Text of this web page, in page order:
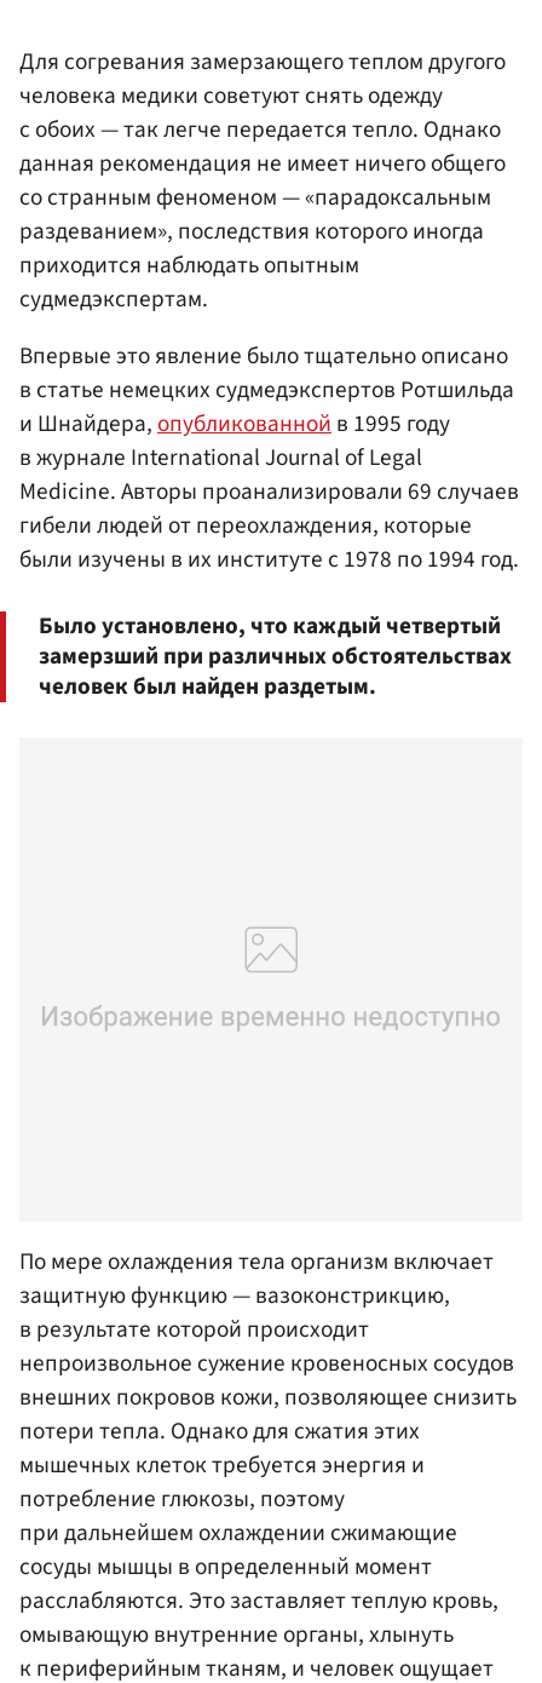
Для согревания замерзающего теплом другого
человека медики советуют снять одежду
с обоих — так легче передается тепло. Однако
данная рекомендация не имеет ничего общего
со странным феноменом — «парадоксальным
раздеванием», последствия которого иногда
приходится наблюдать опытным
судмедэкспертам.
Впервые это явление было тщательно описано
в статье немецких судмедэкспертов Ротшильда
и Шнайдера,опубликованнойв 1995 году
в журнале International Journal of Legal
Medicine. Авторы проанализировали 69 случаев
гибели людей от переохлаждения, которые
были изучены в их институте с 1978 по 1994 год.
Было установлено, что каждый четвертый
замерзший при различных обстоятельствах
человек был найден раздетым.
По мере охлаждения тела организм включает
защитную функцию — вазоконстрикцию,
в результате которой происходит
непроизвольное сужение кровеносных сосудов
внешних покровов кожи, позволяющее снизить
потери тепла. Однако для сжатия этих
мышечных клеток требуется энергия и
потребление глюкозы, поэтому
при дальнейшем охлаждении сжимающие
сосуды мышцы в определенный момент
расслабляются. Это заставляет теплую кровь,
омывающую внутренние органы, хлынуть
к периферийным тканям, и человек ощущает